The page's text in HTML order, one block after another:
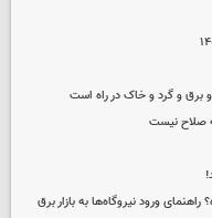
صلاح نیست
ورود نیروگاه‌ها به بازار برق